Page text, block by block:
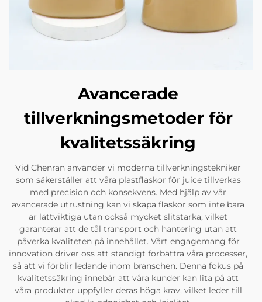
Avancerade
tillverkningsmetoder för
kvalitetssäkring
Vid Chenran använder vi moderna tillverkningstekniker
som säkerställer att våra plastflaskor för juice tillverkas
med precision och konsekvens. Med hjälp av vår
avancerade utrustning kan vi skapa flaskor som inte bara
är lättviktiga utan också mycket slitstarka, vilket
garanterar att de tål transport och hantering utan att
påverka kvaliteten på innehållet. Vårt engagemang för
innovation driver oss att ständigt förbättra våra processer,
så att vi förblir ledande inom branschen. Denna fokus på
kvalitetssäkring innebär att våra kunder kan lita på att
våra produkter uppfyller deras höga krav, vilket leder till